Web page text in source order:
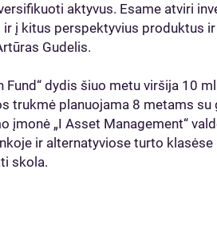
aktyvus. Esame atviri
į kitus perspektyvius produktus ir
Gudelis.
Fund“ dydis šiuo metu viršija 10
trukmė planuojama 8 metams
įmonė „I Asset Management“
ir alternatyviose turto
skola.